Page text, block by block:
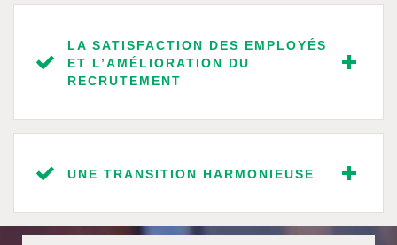
LA SATISFACTION DES EMPLOYÉS
ET L’AMÉLIORATION DU
RECRUTEMENT
UNE TRANSITION HARMONIEUSE